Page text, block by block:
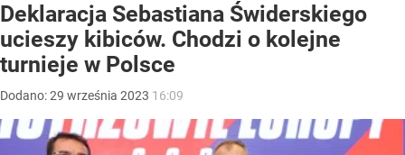
Deklaracja Sebastiana Świderskiego
ucieszy kibiców. Chodzi o kolejne
turnieje w Polsce
Dodano:29 września 2023 16:09